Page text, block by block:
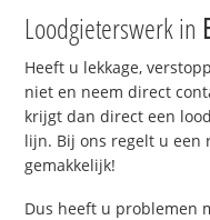
Loodgieterswerk in
Heeft u lekkage,
niet en neem direct
krijgt dan direct een
lijn. Bij ons regelt u een
gemakkelijk!
Dus heeft u problemen